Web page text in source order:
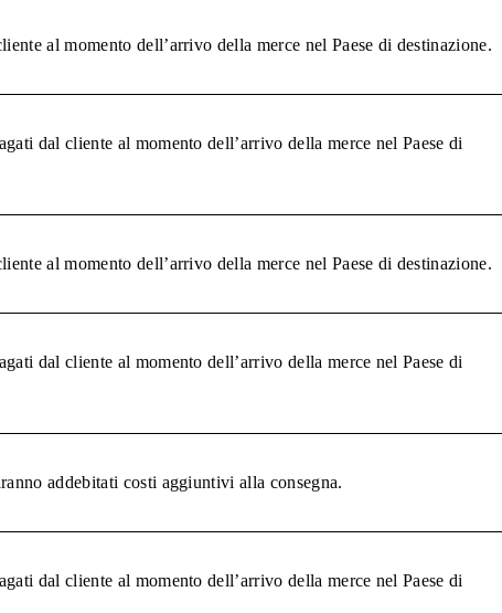
al momento dell’arrivo della merce nel Paese di destinazione.
dal cliente al momento dell’arrivo della merce nel Paese di
al momento dell’arrivo della merce nel Paese di destinazione.
dal cliente al momento dell’arrivo della merce nel Paese di
addebitati costi aggiuntivi alla consegna.
dal cliente al momento dell’arrivo della merce nel Paese di